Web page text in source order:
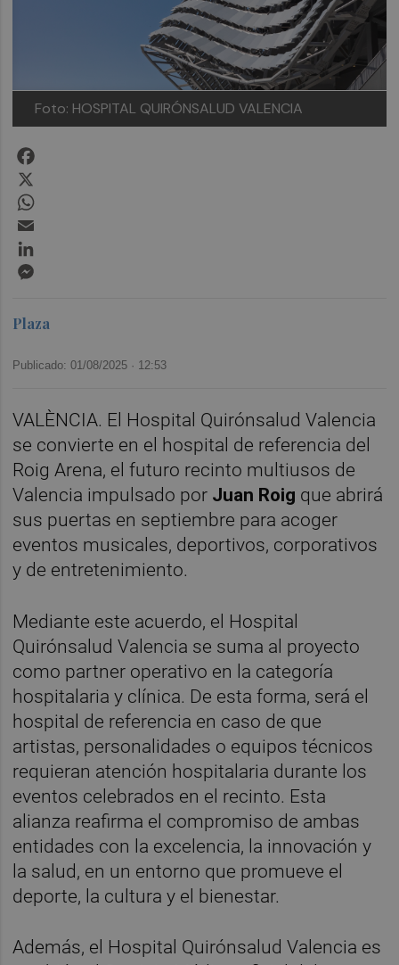
Foto: HOSPITAL QUIRÓNSALUD VALENCIA
Plaza
Publicado: 01/08/2025 · 12:53
VALÈNCIA. El Hospital Quirónsalud Valencia
se convierte en el hospital de referencia del
Roig Arena, el futuro recinto multiusos de
Valencia impulsado por Juan Roig que abrirá
sus puertas en septiembre para acoger
eventos musicales, deportivos, corporativos
y de entretenimiento.
Mediante este acuerdo, el Hospital
Quirónsalud Valencia se suma al proyecto
como partner operativo en la categoría
hospitalaria y clínica. De esta forma, será el
hospital de referencia en caso de que
artistas, personalidades o equipos técnicos
requieran atención hospitalaria durante los
eventos celebrados en el recinto. Esta
alianza reafirma el compromiso de ambas
entidades con la excelencia, la innovación y
la salud, en un entorno que promueve el
deporte, la cultura y el bienestar.
Además, el Hospital Quirónsalud Valencia es